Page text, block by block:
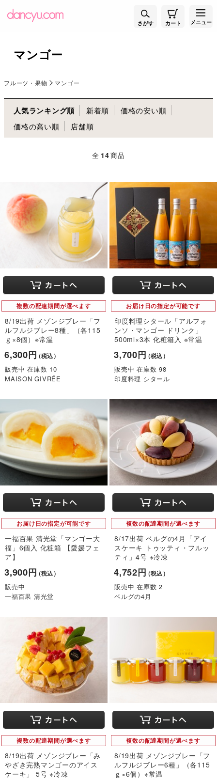
さがす カート メニュー
マンゴー
フルーツ・果物 マンゴー
人気ランキング順 新着順
価格の安い順
価格の高い順
店舗順
全 14商品
複数の配達期間が選べます
8/19出荷 メゾンジブレー「フ
ルフルジブレー8種」（各115
ｇ×8個）※常温
6,300円（税込）
販売中 在庫数 10
MAISON GIVRÉE
お届け日の指定が可能です
印度料理シタール「アルフォ
ンソ・マンゴー ドリンク」
500ml×3本 化粧箱入 ※常温
3,700円（税込）
販売中 在庫数 98
印度料理 シタール
お届け日の指定が可能です
一福百果 清光堂「マンゴー大
福」6個入 化粧箱 【愛媛フェ
ア】
3,900円（税込）
販売中
一福百果 清光堂
複数の配達期間が選べます
8/17出荷 ベルグの4月「アイ
スケーキ トゥッティ・フルッ
ティ」4号 ※冷凍
4,752円（税込）
販売中 在庫数 2
ベルグの4月
複数の配達期間が選べます
8/19出荷 メゾンジブレー「み
やざき完熟マンゴーのアイス
ケーキ」 5号 ※冷凍
複数の配達期間が選べます
8/19出荷 メゾンジブレー「フ
ルフルジブレー6種」（各115
ｇ×6個）※常温